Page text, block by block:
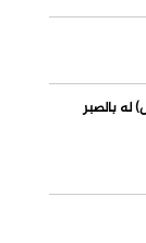
بالصبر